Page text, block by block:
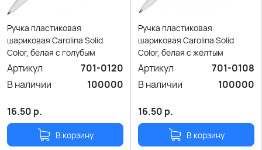
Ручка пластиковая
шариковая Carolina Solid
Color, белая с голубым
Артикул
701-0120
В наличии
100000
16.50 р.
В корзину
Ручка пластиковая
шариковая Carolina Solid
Color, белая с жёлтым
Артикул
701-0108
В наличии
100000
16.50 р.
В корзину